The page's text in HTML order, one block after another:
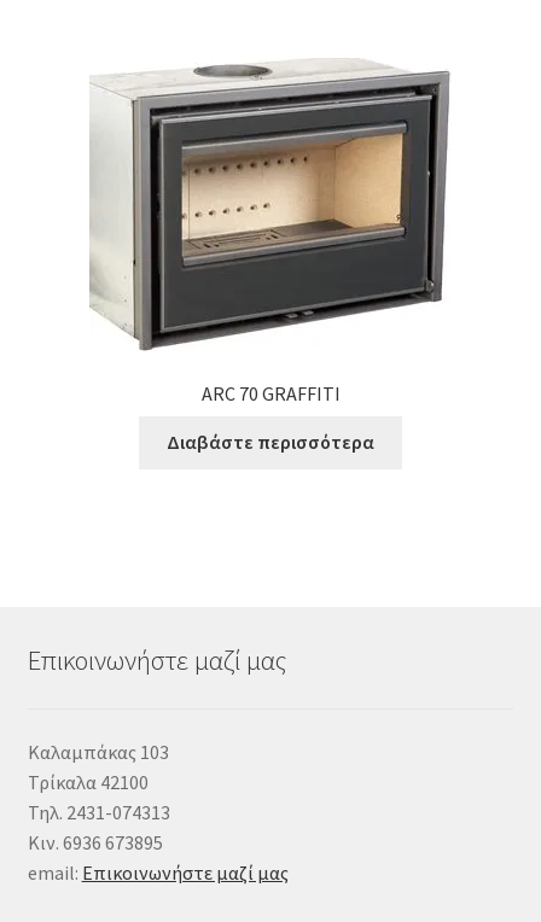
ARC 70 GRAFFITI
Διαβάστε περισσότερα
Επικοινωνήστε μαζί μας
Καλαμπάκας 103
Τρίκαλα 42100
Τηλ. 2431-074313
Κιν. 6936 673895
email: Επικοινωνήστε μαζί μας